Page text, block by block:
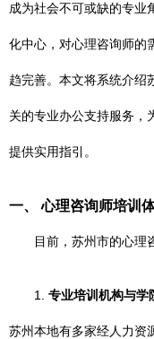
成为社会不可或缺的专业
化中心，对心理咨询师的
趋完善。本文将系统介绍
关的专业办公支持服务，
提供实用指引。
一、 心理咨询师培训
目前，苏州市的心理
1. 专业培训机构与学
苏州本地有多家经人力资